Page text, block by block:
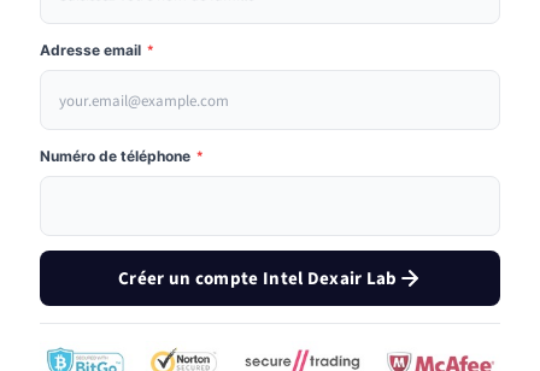
Adresse email *
Numéro de téléphone *
Créer un compte Intel Dexair Lab